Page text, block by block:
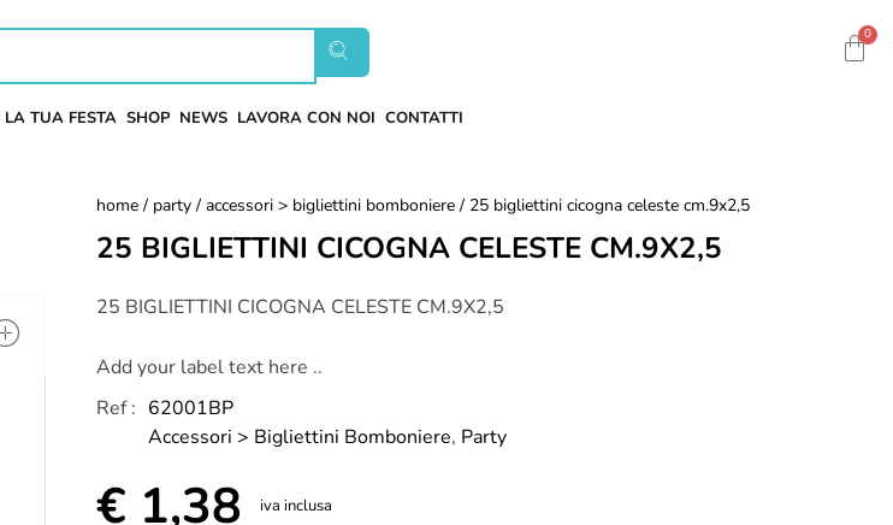
0
LA TUA FESTA SHOP NEWS LAVORA CON NOI CONTATTI
home / party / accessori > bigliettini bomboniere / 25 bigliettini cicogna celeste cm.9x2,5
25 BIGLIETTINI CICOGNA CELESTE CM.9X2,5
25 BIGLIETTINI CICOGNA CELESTE CM.9X2,5
Add your label text here ..
Ref : 62001BP
Accessori > Bigliettini Bomboniere, Party
€ 1,38 iva inclusa